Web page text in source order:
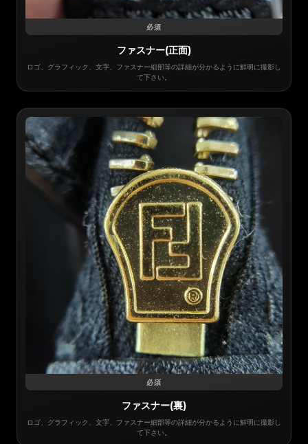
必須
ファスナー(正面)
ロゴ、グラフィック、文字、ファスナー細部等の詳細が分かるように鮮明に撮影し
て下さい。
必須
ファスナー(裏)
ロゴ、グラフィック、文字、ファスナー細部等の詳細が分かるように鮮明に撮影し
て下さい。